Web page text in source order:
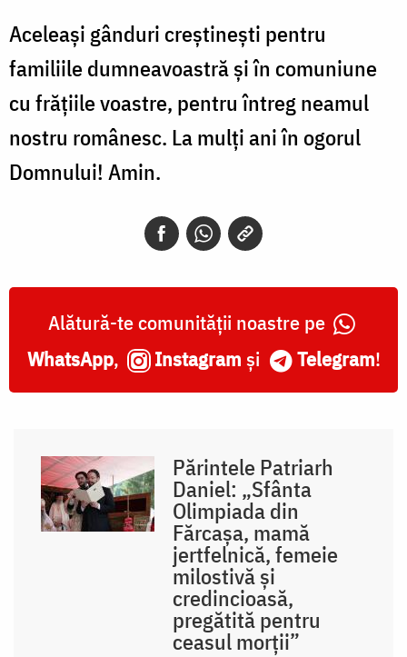
Aceleaşi gânduri creştineşti pentru
familiile dumneavoastră şi în comuniune
cu frăţiile voastre, pentru întreg neamul
nostru românesc. La mulţi ani în ogorul
Domnului! Amin.
Alătură-te comunității noastre pe
WhatsApp, Instagram și Telegram!
Părintele Patriarh
Daniel: „Sfânta
Olimpiada din
Fărcașa, mamă
jertfelnică, femeie
milostivă și
credincioasă,
pregătită pentru
ceasul morții”